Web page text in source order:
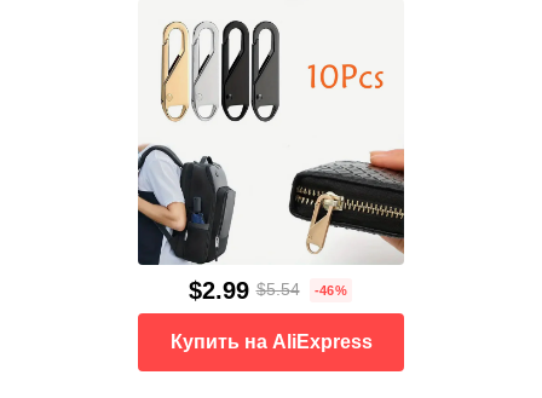
$2.99 $5.54 -46%
Купить на AliExpress